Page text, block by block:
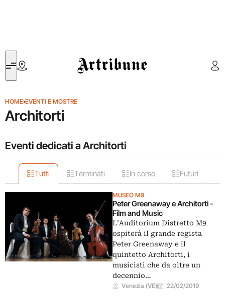
Artribune
HOME›EVENTI E MOSTRE
Architorti
Eventi dedicati a Architorti
Tutti Terminati In corso Futuri
MUSEO M9
Peter Greenaway e Architorti -
Film and Music
L’Auditorium Distretto M9
ospiterà il grande regista
Peter Greenaway e il
quintetto Architorti, i
musicisti che da oltre un
decennio…
Venezia (VE) 22/02/2019